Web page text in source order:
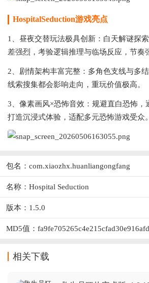
HospitalSeduction游戏亮点
1、昼夜交替玩法极具创新：白天解谜探
差强烈，考验逻辑推理与临场反应，节奏
2、剧情架构丰富完整：多角色支线与多
线索搜集都会影响走向，重玩价值极高。
3、像素画风×恐怖音效：规避直白恐怖，
打造沉浸式体验，适配多元恐怖游戏受众。
包名：com.xiaozhx.huanliangongfang
名称：Hospital Seduction
版本：1.5.0
MD5值：
相关下载